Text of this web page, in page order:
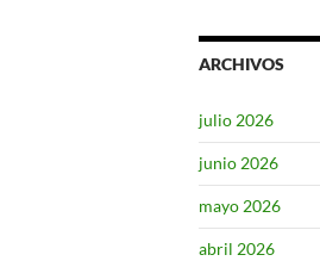
ARCHIVOS
julio 2026
junio 2026
mayo 2026
abril 2026